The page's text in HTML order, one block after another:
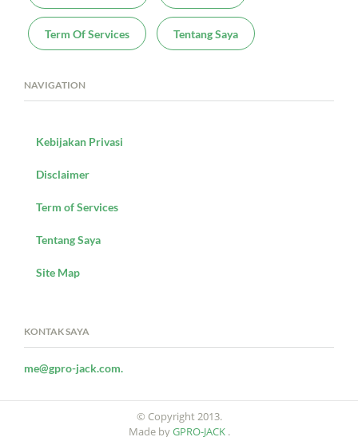
Term Of Services Tentang Saya
NAVIGATION
Kebijakan Privasi
Disclaimer
Term of Services
Tentang Saya
Site Map
KONTAK SAYA
me@gpro-jack.com.
© Copyright 2013.
Made byGPRO-JACK.